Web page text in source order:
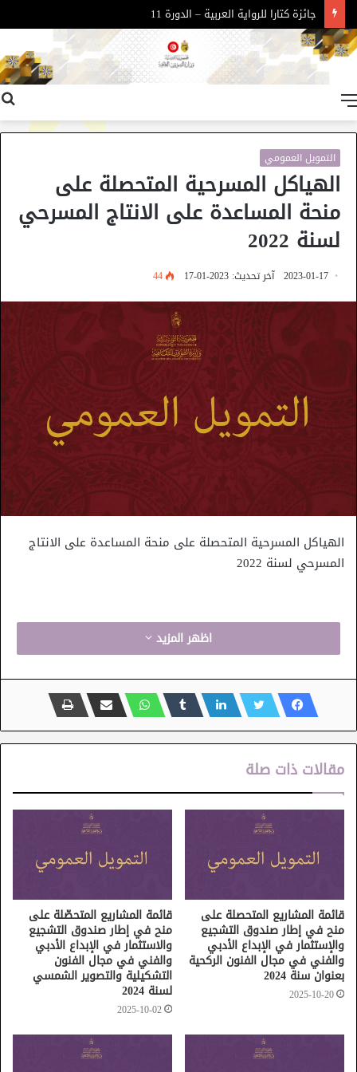
جائزة كتارا للرواية العربية – الدورة 11
التمويل العمومي
الهياكل المسرحية المتحصلة على
منحة المساعدة على الانتاج المسرحي
لسنة 2022
2023-01-17 آخر تحديث: 2023-01-17 44
الهياكل المسرحية المتحصلة على منحة المساعدة على الانتاج
المسرحي لسنة 2022
اظهر المزيد
مقالات ذات صلة
قائمة المشاريع المتحصلة على
منح في إطار صندوق التشجيع
والإستثمار في الإبداع الأدبي
والفني في مجال الفنون الركحية
بعنوان سنة 2024
2025-10-20
قائمة المشاريع المتحصّلة على
منح في إطار صندوق التشجيع
والاستثمار في الإبداع الأدبي
والفني في مجال الفنون
التشكيلية والتصوير الشمسي
لسنة 2024
2025-10-02